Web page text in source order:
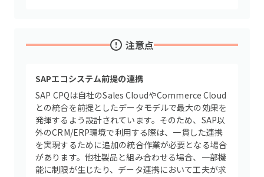
注意点
SAPエコシステム前提の連携
SAP CPQは自社のSales CloudやCommerce Cloud
との統合を前提としたデータモデルで最大の効果を
発揮するよう設計されています。そのため、SAP以
外のCRM/ERP環境で利用する際は、一貫した連携
を実現するために追加の統合作業が必要となる場合
があります。他社製品と組み合わせる場合、一部機
能に制限が生じたり、データ連携において工夫が求